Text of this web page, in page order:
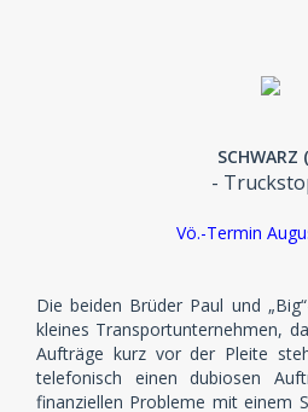
SCHWARZ
-
Vö.-Termin
Die beiden Brüder Paul und
kleines Transportunternehmen,
Aufträge kurz vor der Pleite
telefonisch einen dubiosen
finanziellen Probleme mit einem